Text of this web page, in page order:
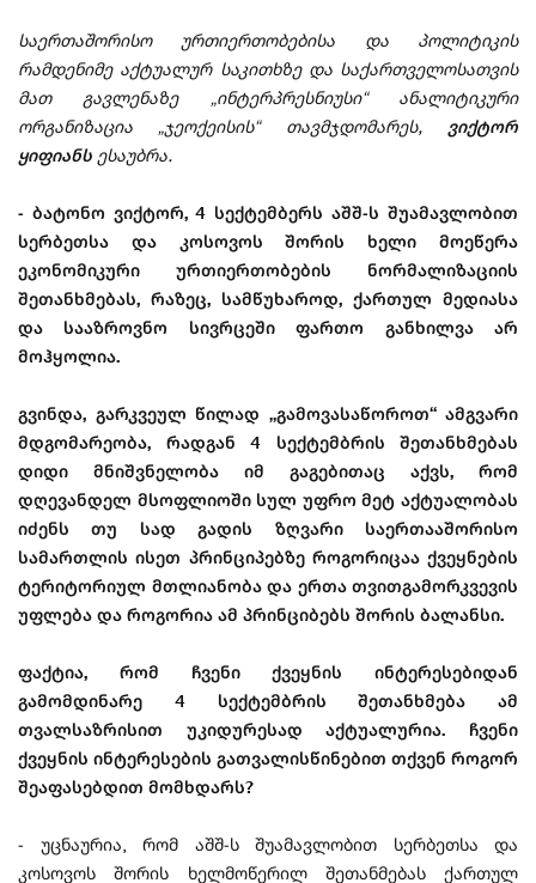
საერთაშორისო ურთიერთობებისა და პოლიტიკის
რამდენიმე აქტუალურ საკითხზე და საქართველოსათვის
მათ გავლენაზე „ინტერპრესნიუსი“ ანალიტიკური
ორგანიზაცია „ჯეოქეისის“ თავმჯდომარეს, ვიქტორ
ყიფიანს ესაუბრა.
- ბატონო ვიქტორ, 4 სექტემბერს აშშ-ს შუამავლობით
სერბეთსა და კოსოვოს შორის ხელი მოეწერა
ეკონომიკური ურთიერთობების ნორმალიზაციის
შეთანხმებას, რაზეც, სამწუხაროდ, ქართულ მედიასა
და სააზროვნო სივრცეში ფართო განხილვა არ
მოჰყოლია.
გვინდა, გარკვეულ წილად „გამოვასაწოროთ“ ამგვარი
მდგომარეობა, რადგან 4 სექტემბრის შეთანხმებას
დიდი მნიშვნელობა იმ გაგებითაც აქვს, რომ
დღევანდელ მსოფლიოში სულ უფრო მეტ აქტუალობას
იძენს თუ სად გადის ზღვარი საერთააშორისო
სამართლის ისეთ პრინციპებზე როგორიცაა ქვეყნების
ტერიტორიულ მთლიანობა და ერთა თვითგამორკვევის
უფლება და როგორია ამ პრინციბებს შორის ბალანსი.
ფაქტია, რომ ჩვენი ქვეყნის ინტერესებიდან
გამომდინარე 4 სექტემბრის შეთანხმება ამ
თვალსაზრისით უკიდურესად აქტუალურია. ჩვენი
ქვეყნის ინტერესების გათვალისწინებით თქვენ როგორ
შეაფასებდით მომხდარს?
- უცნაურია, რომ აშშ-ს შუამავლობით სერბეთსა და
კოსოვოს შორის ხელმოწერილ შეთანმებას ქართულ